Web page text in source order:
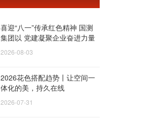
喜迎“八一”传承红色精神 国测
集团以 党建凝聚企业奋进力量
2026-08-03
2026花色搭配趋势丨让空间一
体化的美，持久在线
2026-07-31